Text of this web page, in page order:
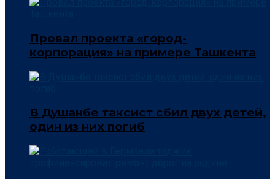
Провал проекта «город-
корпорация» на примере Ташкента
В Душанбе таксист сбил двух детей,
один из них погиб